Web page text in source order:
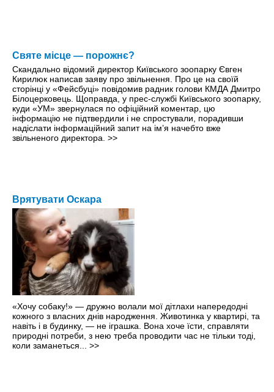
Святе місце — порожнє?
Скандально відомий директор Київського зоопарку Євген
Кирилюк написав заяву про звільнення. Про це на своїй
сторінці у «Фейсбуці» повідомив радник голови КМДА Дмитро
Білоцерковець. Щоправда, у прес-службі Київського зоопарку,
куди «УМ» звернулася по офіційний коментар, цю
інформацію не підтвердили і не спростували, порадивши
надіслати інформаційний запит на ім’я начебто вже
звільненого директора. >>
Врятувати Оскара
«Хочу собаку!» — дружно волали мої дітлахи напередодні
кожного з власних днів народження. Животинка у квартирі, та
навіть і в будинку, — не іграшка. Вона хоче їсти, справляти
природні потреби, з нею треба проводити час не тільки тоді,
коли заманеться... >>